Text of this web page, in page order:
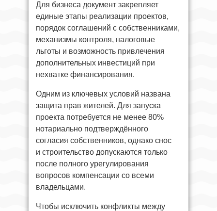
Для бизнеса документ закрепляет
единые этапы реализации проектов,
порядок соглашений с собственниками,
механизмы контроля, налоговые
льготы и возможность привлечения
дополнительных инвестиций при
нехватке финансирования.
Одним из ключевых условий названа
защита прав жителей. Для запуска
проекта потребуется не менее 80%
нотариально подтверждённого
согласия собственников, однако снос
и строительство допускаются только
после полного урегулирования
вопросов компенсации со всеми
владельцами.
Чтобы исключить конфликты между